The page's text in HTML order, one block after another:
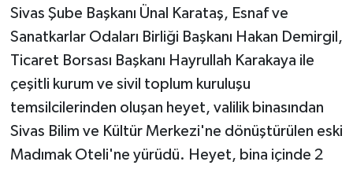
Sivas Şube Başkanı Ünal Karataş, Esnaf ve
Sanatkarlar Odaları Birliği Başkanı Hakan Demirgil,
Ticaret Borsası Başkanı Hayrullah Karakaya ile
çeşitli kurum ve sivil toplum kuruluşu
temsilcilerinden oluşan heyet, valilik binasından
Sivas Bilim ve Kültür Merkezi'ne dönüştürülen eski
Madımak Oteli'ne yürüdü. Heyet, bina içinde 2